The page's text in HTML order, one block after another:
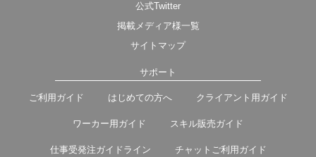
公式Twitter
掲載メディア様一覧
サイトマップ
サポート
ご利用ガイド はじめての方へ クライアント用ガイド
ワーカー用ガイド スキル販売ガイド
仕事受発注ガイドライン チャットご利用ガイド